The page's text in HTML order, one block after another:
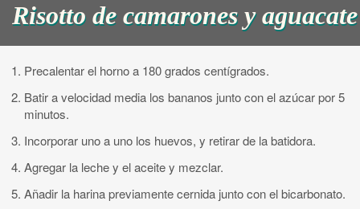
Risotto de camarones y aguacate
Precalentar el horno a 180 grados centígrados.
Batir a velocidad media los bananos junto con el azúcar por 5
minutos.
Incorporar uno a uno los huevos, y retirar de la batidora.
Agregar la leche y el aceite y mezclar.
Añadir la harina previamente cernida junto con el bicarbonato.